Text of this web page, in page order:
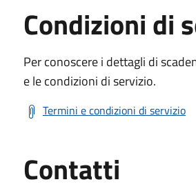
Condizioni di
Per conoscere i dettagli di
e le condizioni di servizio.
Termini e condizioni di servizio
Contatti